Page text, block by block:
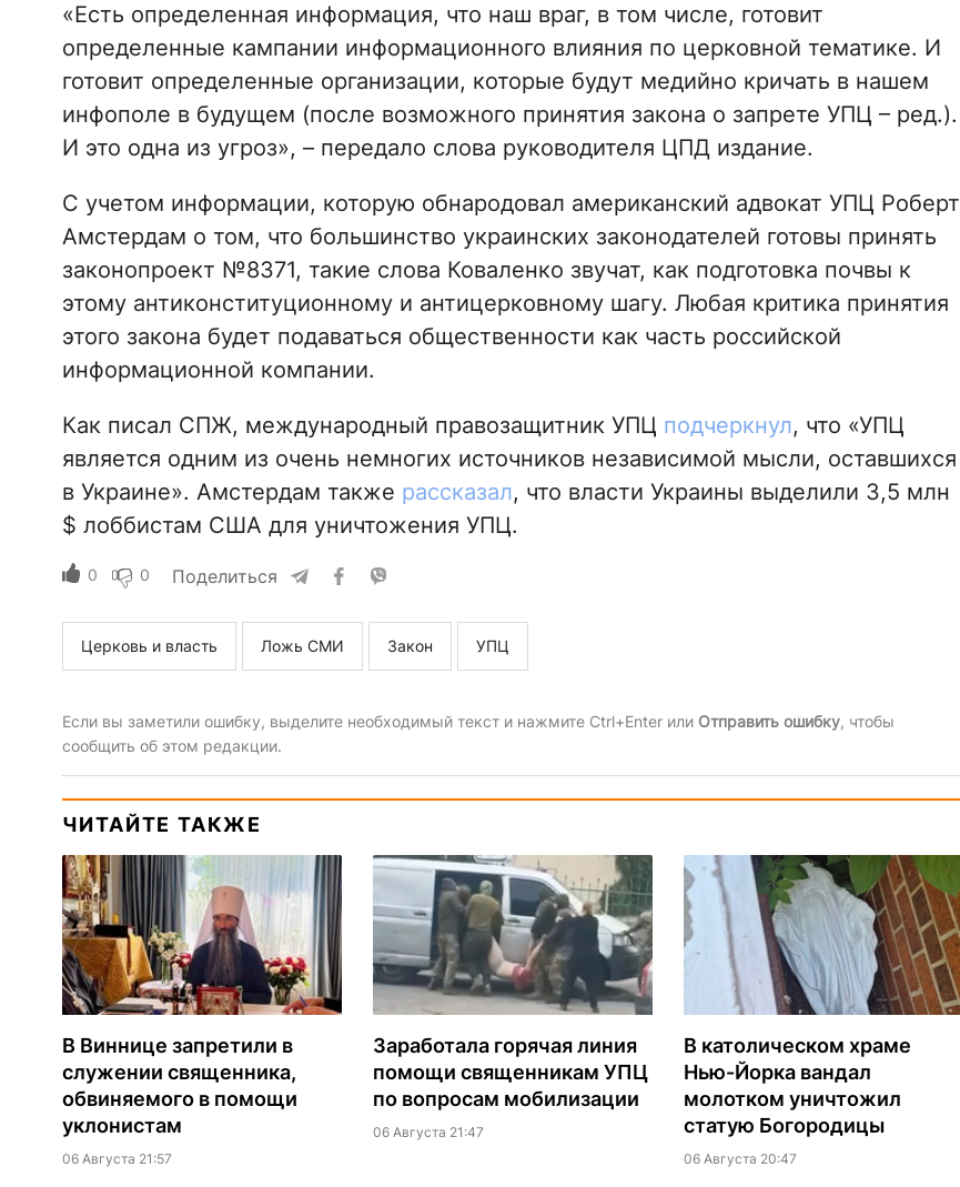
«Есть определенная информация, что наш враг, в том числе, готовит
определенные кампании информационного влияния по церковной тематике. И
готовит определенные организации, которые будут медийно кричать в нашем
инфополе в будущем (после возможного принятия закона о запрете УПЦ – ред.).
И это одна из угроз», – передало слова руководителя ЦПД издание.
С учетом информации, которую обнародовал американский адвокат УПЦ Роберт
Амстердам о том, что большинство украинских законодателей готовы принять
законопроект №8371, такие слова Коваленко звучат, как подготовка почвы к
этому антиконституционному и антицерковному шагу. Любая критика принятия
этого закона будет подаваться общественности как часть российской
информационной компании.
Как писал СПЖ, международный правозащитник УПЦ подчеркнул, что «УПЦ
является одним из очень немногих источников независимой мысли, оставшихся
в Украине». Амстердам также рассказал, что власти Украины выделили 3,5 млн
$ лоббистам США для уничтожения УПЦ.
0 0 Поделиться
Церковь и власть Ложь СМИ Закон УПЦ
Если вы заметили ошибку, выделите необходимый текст и нажмите Ctrl+Enter или Отправить ошибку, чтобы
сообщить об этом редакции.
ЧИТАЙТЕ ТАКЖЕ
В Виннице запретили в
служении священника,
обвиняемого в помощи
уклонистам
06 Августа 21:57
Заработала горячая линия
помощи священникам УПЦ
по вопросам мобилизации
06 Августа 21:47
В католическом храме
Нью-Йорка вандал
молотком уничтожил
статую Богородицы
06 Августа 20:47